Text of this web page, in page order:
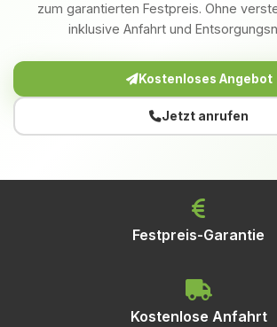
zum garantierten Festpreis. Ohne
inklusive Anfahrt und
Kostenloses Angebot
Jetzt anrufen
Festpreis-Garantie
Kostenlose Anfahrt